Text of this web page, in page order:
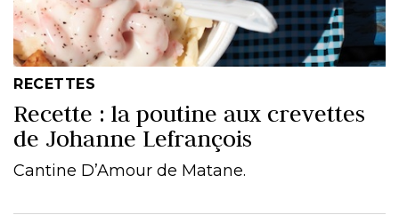
RECETTES
Recette : la poutine aux crevettes
de Johanne Lefrançois
Cantine D’Amour de Matane.